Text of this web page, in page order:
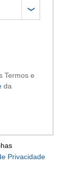
Termos e
da
Privacidade